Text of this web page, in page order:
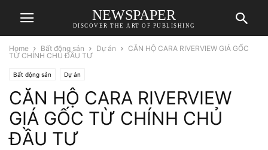
NEWSPAPER
DISCOVER THE ART OF PUBLISHING
Home Bất động sản Dự án
CĂN HỘ CARA RIVERVIEW GIÁ GỐC
TỪ CHÍNH CHỦ ĐẦU TƯ
Bất động sản Dự án
CĂN HỘ CARA RIVERVIEW
GIÁ GỐC TỪ CHÍNH CHỦ
ĐẦU TƯ